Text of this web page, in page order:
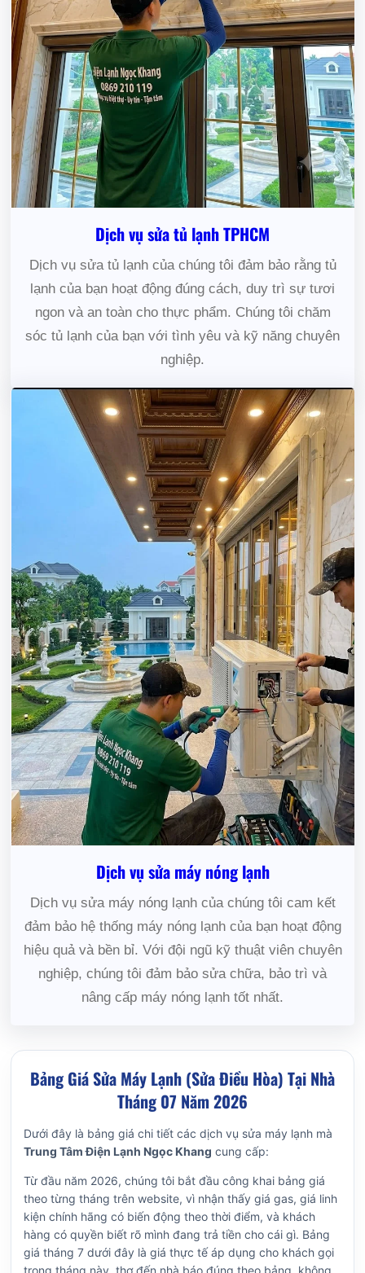
Dịch vụ sửa tủ lạnh TPHCM
Dịch vụ sửa tủ lạnh của chúng tôi đảm bảo rằng tủ
lạnh của bạn hoạt động đúng cách, duy trì sự tươi
ngon và an toàn cho thực phẩm. Chúng tôi chăm
sóc tủ lạnh của bạn với tình yêu và kỹ năng chuyên
nghiệp.
Dịch vụ sửa máy nóng lạnh
Dịch vụ sửa máy nóng lạnh của chúng tôi cam kết
đảm bảo hệ thống máy nóng lạnh của bạn hoạt động
hiệu quả và bền bỉ. Với đội ngũ kỹ thuật viên chuyên
nghiệp, chúng tôi đảm bảo sửa chữa, bảo trì và
nâng cấp máy nóng lạnh tốt nhất.
Bảng Giá Sửa Máy Lạnh (Sửa Điều Hòa) Tại Nhà
Tháng 07 Năm 2026
Dưới đây là bảng giá chi tiết các dịch vụ sửa máy lạnh mà
Trung Tâm Điện Lạnh Ngọc Khang cung cấp:
Từ đầu năm 2026, chúng tôi bắt đầu công khai bảng giá
theo từng tháng trên website, vì nhận thấy giá gas, giá linh
kiện chính hãng có biến động theo thời điểm, và khách
hàng có quyền biết rõ mình đang trả tiền cho cái gì. Bảng
giá tháng 7 dưới đây là giá thực tế áp dụng cho khách gọi